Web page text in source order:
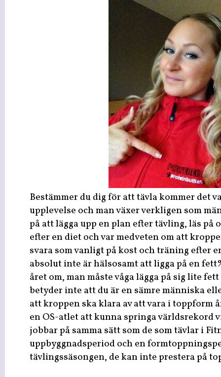
Bestämmer du dig för att tävla kommer det
upplevelse och man växer verkligen som
på att lägga upp en plan efter tävling, läs på
efter en diet och var medveten om att
svara som vanligt på kost och träning efter
absolut inte är hälsosamt att ligga på en
året om, man måste våga lägga på sig lite
betyder inte att du är en sämre människa
att kroppen ska klara av att vara i toppform
en OS-atlet att kunna springa världsrekord
jobbar på samma sätt som de som tävlar i
uppbyggnadsperiod och en
tävlingssäsongen, de kan inte prestera på